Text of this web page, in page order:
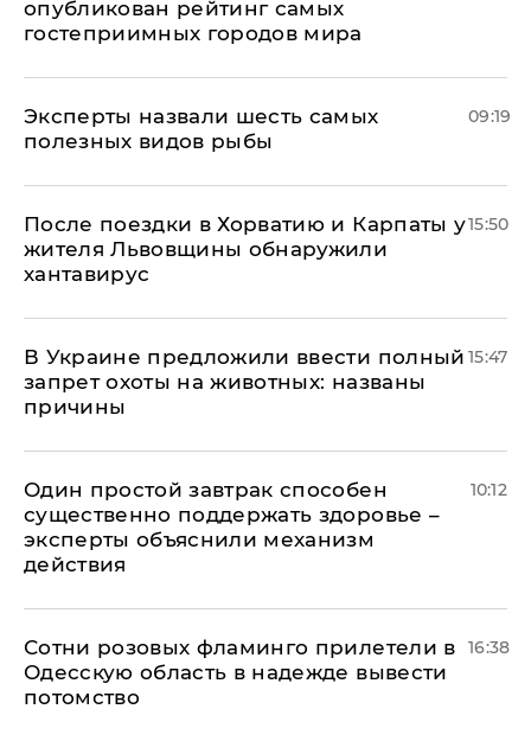
опубликован рейтинг самых
гостеприимных городов мира
Эксперты назвали шесть самых
полезных видов рыбы
09:19
После поездки в Хорватию и Карпаты у
жителя Львовщины обнаружили
хантавирус
15:50
В Украине предложили ввести полный
запрет охоты на животных: названы
причины
15:47
Один простой завтрак способен
существенно поддержать здоровье –
эксперты объяснили механизм
действия
10:12
Сотни розовых фламинго прилетели в
Одесскую область в надежде вывести
потомство
16:38